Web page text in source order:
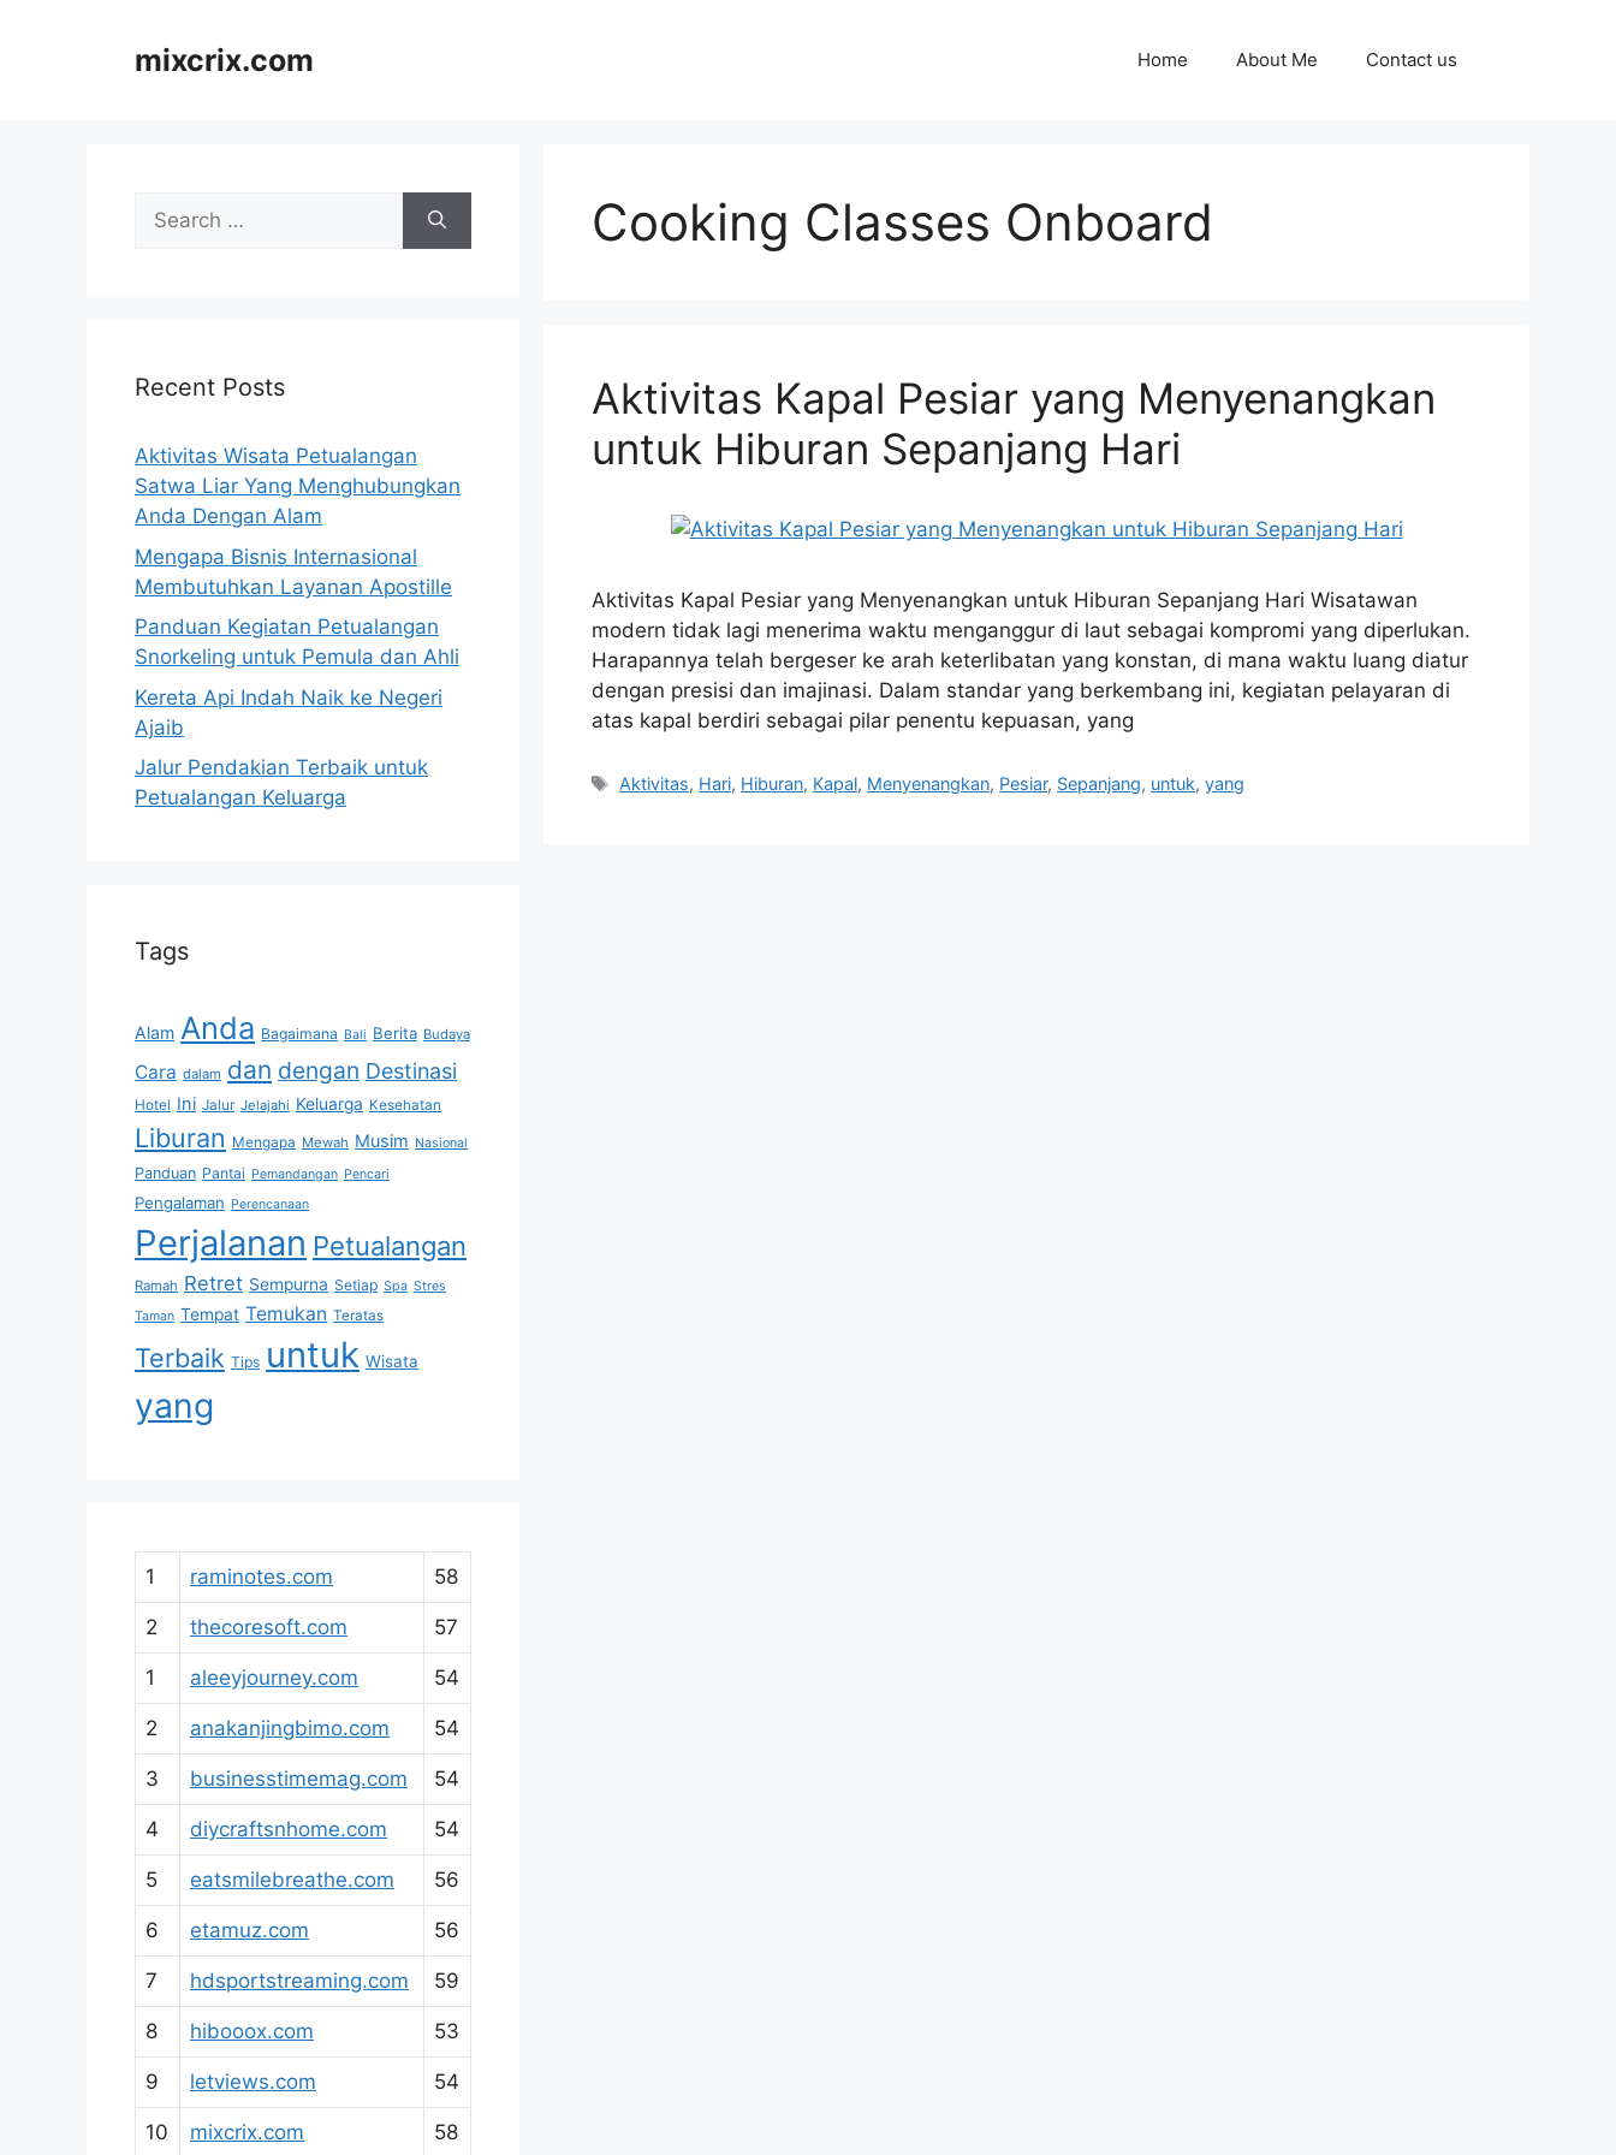
mixcrix.com Home About Me Contact us
Cooking Classes Onboard
Aktivitas Kapal Pesiar yang Menyenangkan
untuk Hiburan Sepanjang Hari
Aktivitas Kapal Pesiar yang Menyenangkan untuk Hiburan Sepanjang Hari Wisatawan
modern tidak lagi menerima waktu menganggur di laut sebagai kompromi yang diperlukan.
Harapannya telah bergeser ke arah keterlibatan yang konstan, di mana waktu luang diatur
dengan presisi dan imajinasi. Dalam standar yang berkembang ini, kegiatan pelayaran di
atas kapal berdiri sebagai pilar penentu kepuasan, yang
Tags
Aktivitas, Hari, Hiburan, Kapal, Menyenangkan, Pesiar, Sepanjang, untuk,yang
Search
for:
Recent Posts
Aktivitas Wisata Petualangan
Satwa Liar Yang Menghubungkan
Anda Dengan Alam
Mengapa Bisnis Internasional
Membutuhkan Layanan Apostille
Panduan Kegiatan Petualangan
Snorkeling untuk Pemula dan Ahli
Kereta Api Indah Naik ke Negeri
Ajaib
Jalur Pendakian Terbaik untuk
Petualangan Keluarga
Tags
Alam Anda Bagaimana Bali Berita Budaya
Cara dalam dan dengan Destinasi
Hotel Ini Jalur Jelajahi Keluarga Kesehatan
Liburan Mengapa Mewah Musim Nasional
Panduan Pantai Pemandangan Pencari
Pengalaman Perencanaan
Perjalanan Petualangan
Ramah Retret Sempurna Setiap Spa Stres
Taman Tempat Temukan Teratas
Terbaik Tips untuk Wisata
yang
1 raminotes.com 58
2 thecoresoft.com 57
1 aleeyjourney.com 54
2 anakanjingbimo.com 54
3 businesstimemag.com 54
4 diycraftsnhome.com 54
5 eatsmilebreathe.com 56
6 etamuz.com 56
7 hdsportstreaming.com 59
8 hibooox.com 53
9 letviews.com 54
10 mixcrix.com 58